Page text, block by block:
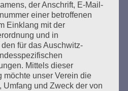
mehr ...
Zurück 2
der Anschrift, E-Mail-
einer betroffenen
Einklang mit der
und in
für das Auschwitz-
Mittels dieser
möchte unser Verein die
Umfang und Zweck der von